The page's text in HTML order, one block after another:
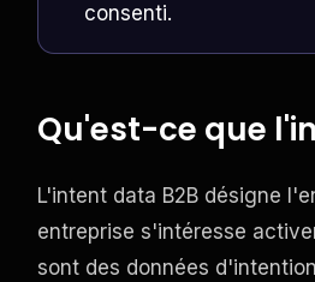
consenti.
Qu'est-ce que
L'intent data B2B désigne
entreprise s'intéresse
sont des données